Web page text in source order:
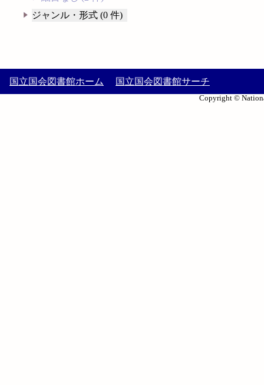
ジャンル・形式 (0 件)
国立国会図書館ホーム 国立国会図書館サーチ
Copyright ©